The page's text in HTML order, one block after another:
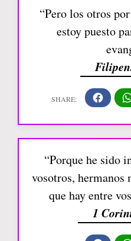
“Pero los otros
estoy puesto
“Porque he sido
vosotros, hermanos
que hay entre
1